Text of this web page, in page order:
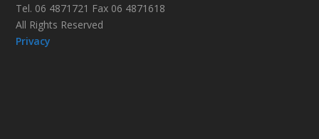
Tel. 06 4871721 Fax 06 4871618
All Rights Reserved
Privacy